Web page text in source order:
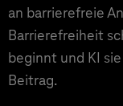
an barrierefreie
Barrierefreiheit
beginnt und KI
Beitrag.